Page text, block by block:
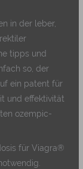
in der leber,
tipps und
so, der
ein patent für
und effektivität
ozempic-
für Viagra®